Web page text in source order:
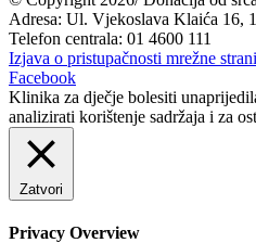
Adresa: Ul. Vjekoslava Klaića 16,
Telefon centrala: 01 4600 111
Izjava o pristupačnosti mrežne
Facebook
Klinika za dječje bolesiti
analizirati korištenje sadržaja i za
Zatvori
Privacy Overview